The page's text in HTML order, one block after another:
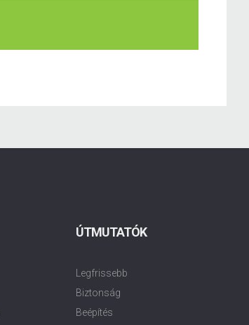
ÚTMUTATÓK
Legfrissebb
Biztonság
Beépítés